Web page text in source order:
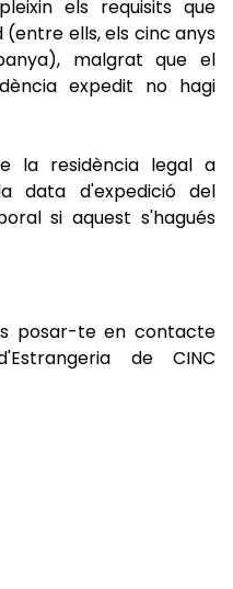
els requisits que
ells, els cinc anys
malgrat que el
expedit no hagi
la residència legal a
data d'expedició del
si aquest s'hagués
posar-te en contacte
de CINC